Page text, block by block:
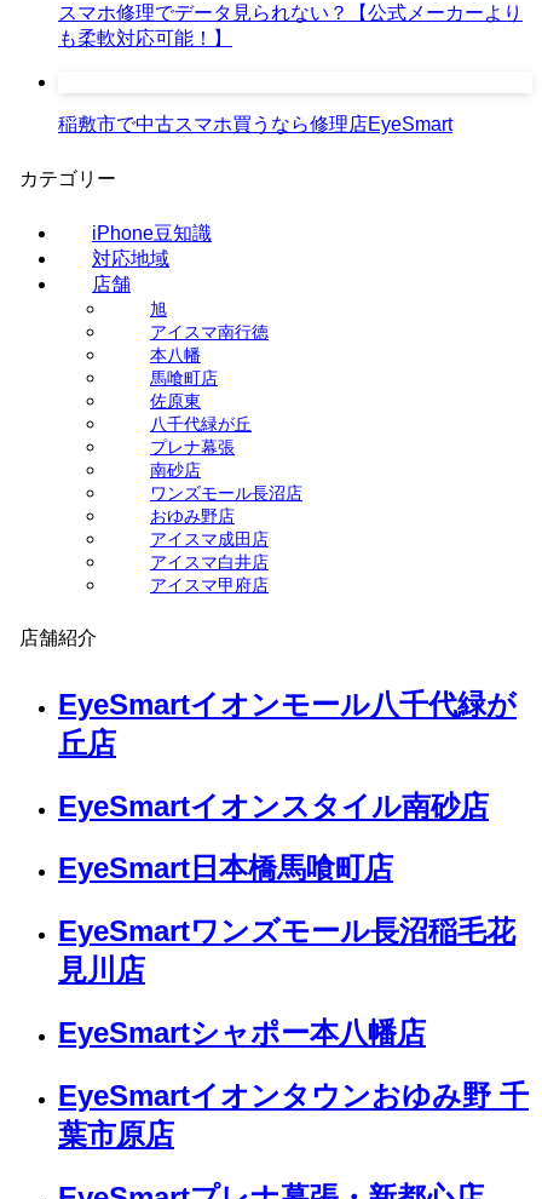
スマホ修理でデータ見られない？【公式メーカーより
も柔軟対応可能！】
稲敷市で中古スマホ買うなら修理店EyeSmart
カテゴリー
iPhone豆知識
対応地域
店舗
旭
アイスマ南行徳
本八幡
馬喰町店
佐原東
八千代緑が丘
プレナ幕張
南砂店
ワンズモール長沼店
おゆみ野店
アイスマ成田店
アイスマ白井店
アイスマ甲府店
店舗紹介
EyeSmartイオンモール八千代緑が
丘店
EyeSmartイオンスタイル南砂店
EyeSmart日本橋馬喰町店
EyeSmartワンズモール長沼稲毛花
見川店
EyeSmartシャポー本八幡店
EyeSmartイオンタウンおゆみ野 千
葉市原店